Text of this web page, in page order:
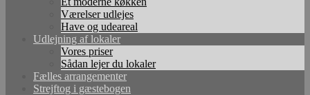
Værelser udlejes
Have og udeareal
Udlejning af lokaler
Vores priser
Sådan lejer du lokaler
Fælles arrangementer
Strejftog i gæstebogen